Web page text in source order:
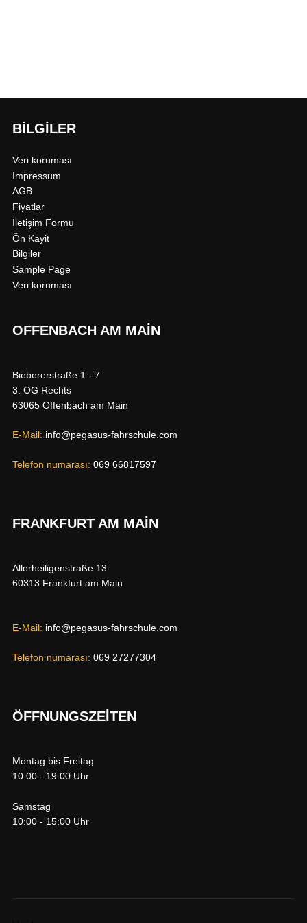
BILGILER
Veri koruması
Impressum
AGB
Fiyatlar
İletişim Formu
Ön Kayit
Bilgiler
Sample Page
Veri koruması
OFFENBACH AM MAIN
Biebererstraße 1 - 7
3. OG Rechts
63065 Offenbach am Main
E-Mail: info@pegasus-fahrschule.com
Telefon numarası: 069 66817597
FRANKFURT AM MAIN
Allerheiligenstraße 13
60313 Frankfurt am Main
E-Mail: info@pegasus-fahrschule.com
Telefon numarası: 069 27277304
ÖFFNUNGSZEITEN
Montag bis Freitag
10:00 - 19:00 Uhr
Samstag
10:00 - 15:00 Uhr